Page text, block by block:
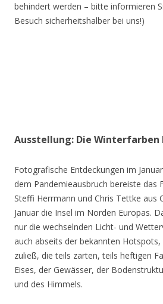
behindert werden – bitte informieren
Besuch sicherheitshalber bei uns!)
Ausstellung: Die Winterfarben
Fotografische Entdeckungen im
dem Pandemieausbruch bereiste das
Steffi Herrmann und Chris Tettke aus
Januar die Insel im Norden Europas.
nur die wechselnden Licht- und
auch abseits der bekannten
zuließ, die teils zarten, teils heftigen
Eises, der Gewässer, der
und des Himmels.